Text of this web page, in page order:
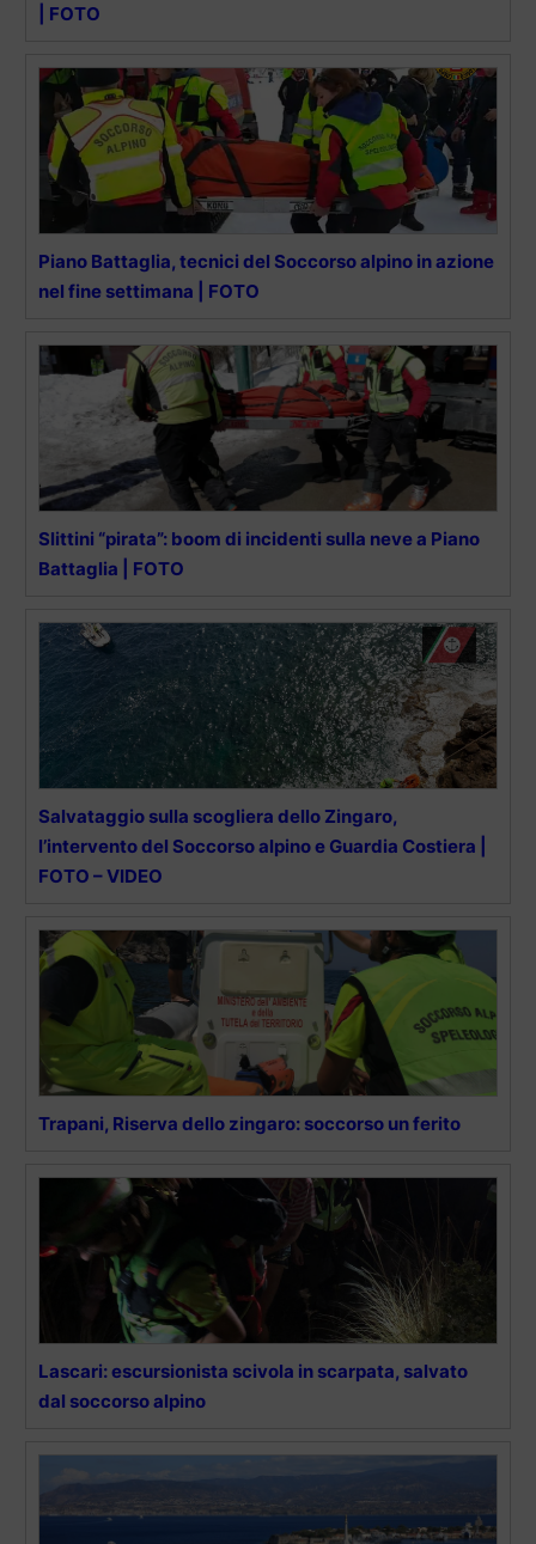
| FOTO
Piano Battaglia, tecnici del Soccorso alpino in azione
nel fine settimana | FOTO
Slittini “pirata”: boom di incidenti sulla neve a Piano
Battaglia | FOTO
Salvataggio sulla scogliera dello Zingaro,
l’intervento del Soccorso alpino e Guardia Costiera |
FOTO – VIDEO
Trapani, Riserva dello zingaro: soccorso un ferito
Lascari: escursionista scivola in scarpata, salvato
dal soccorso alpino